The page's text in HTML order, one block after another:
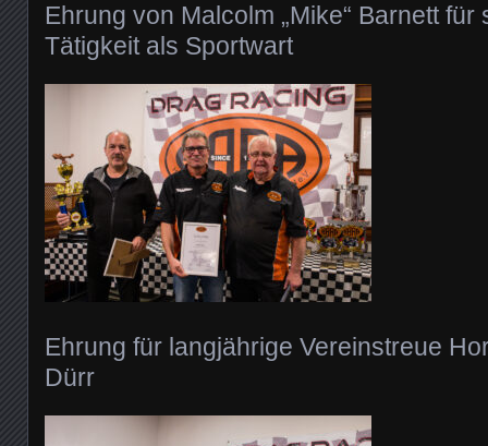
Ehrung von Malcolm „Mike“ Barnett
Tätigkeit als Sportwart
Ehrung für langjährige Vereinstreue
Dürr